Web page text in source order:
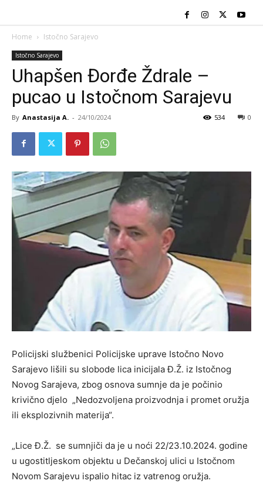
Home Istočno Sarajevo
Istočno Sarajevo
Uhapšen Đorđe Ždrale –
pucao u Istočnom Sarajevu
By Anastasija A. - 24/10/2024 0
534
Policijski službenici Policijske uprave Istočno Novo
Sarajevo lišili su slobode lica inicijala Đ.Ž. iz Istočnog
Novog Sarajeva, zbog osnova sumnje da je počinio
krivično djelo „Nedozvoljena proizvodnja i promet oružja
ili eksplozivnih materija“.
„Lice Đ.Ž. se sumnjiči da je u noći 22/23.10.2024. godine
u ugostitljeskom objektu u Dečanskoj ulici u Istočnom
Novom Sarajevu ispalio hitac iz vatrenog oružja.